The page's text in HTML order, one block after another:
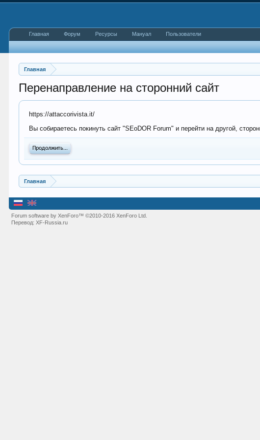
Главная
Перенаправление на сторонний сайт
https://attaccorivista.it/
Вы собираетесь покинуть сайт "SEoDOR Forum" и перейти на другой,
Продолжить...
Главная
Главная Форум Ресурсы Мануал Пользователи
Forum software by XenForo™©2010-2016 XenForo Ltd.
Перевод:XF-Russia.ru